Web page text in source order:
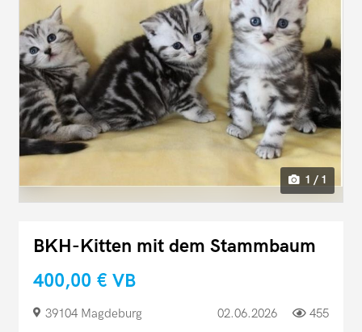
1 / 1
BKH-Kitten mit dem Stammbaum
400,00 € VB
39104 Magdeburg 02.06.2026 455